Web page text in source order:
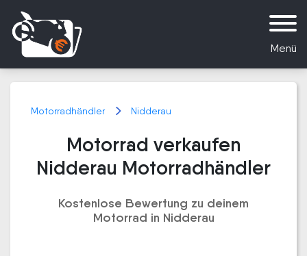
Menü
Motorradhändler Nidderau
Motorrad verkaufen
Nidderau Motorradhändler
Kostenlose Bewertung zu deinem
Motorrad in Nidderau